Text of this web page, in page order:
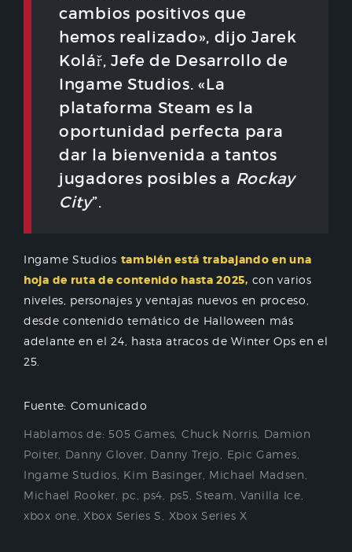
cambios positivos que
hemos realizado», dijo Jarek
Kolář, Jefe de Desarrollo de
Ingame Studios. «La
plataforma Steam es la
oportunidad perfecta para
dar la bienvenida a tantos
jugadores posibles a Rockay
City”.
Ingame Studios también está trabajando en una
hoja de ruta de contenido hasta 2025, con varios
niveles, personajes y ventajas nuevos en proceso,
desde contenido temático de Halloween más
adelante en el 24, hasta atracos de Winter Ops en el
25.
Fuente: Comunicado
Hablamos de:505 Games Chuck Norris Damion
Poiter Danny Glover Danny Trejo Epic Games
Ingame Studios Kim Basinger Michael Madsen
Michael Rooker pc ps4 ps5 ,Steam Vanilla Ice
xbox one Xbox Series S Xbox Series X